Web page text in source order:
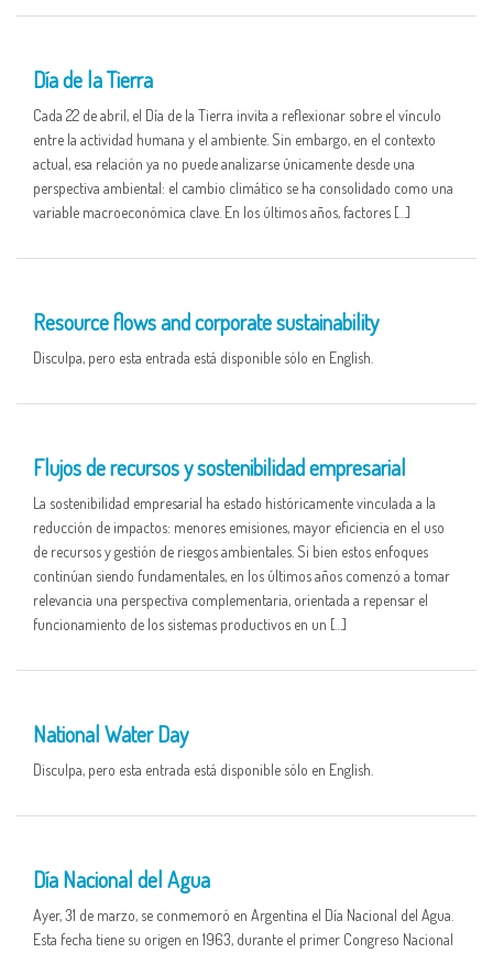
Día de la Tierra
Cada 22 de abril, el Día de la Tierra invita a reflexionar sobre el vínculo
entre la actividad humana y el ambiente. Sin embargo, en el contexto
actual, esa relación ya no puede analizarse únicamente desde una
perspectiva ambiental: el cambio climático se ha consolidado como una
variable macroeconómica clave. En los últimos años, factores […]
Resource flows and corporate sustainability
Disculpa, pero esta entrada está disponible sólo en English.
Flujos de recursos y sostenibilidad empresarial
La sostenibilidad empresarial ha estado históricamente vinculada a la
reducción de impactos: menores emisiones, mayor eficiencia en el uso
de recursos y gestión de riesgos ambientales. Si bien estos enfoques
continúan siendo fundamentales, en los últimos años comenzó a tomar
relevancia una perspectiva complementaria, orientada a repensar el
funcionamiento de los sistemas productivos en un […]
National Water Day
Disculpa, pero esta entrada está disponible sólo en English.
Día Nacional del Agua
Ayer, 31 de marzo, se conmemoró en Argentina el Día Nacional del Agua.
Esta fecha tiene su origen en 1963, durante el primer Congreso Nacional